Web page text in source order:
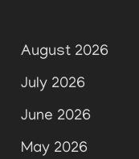
August 2026
July 2026
June 2026
May 2026